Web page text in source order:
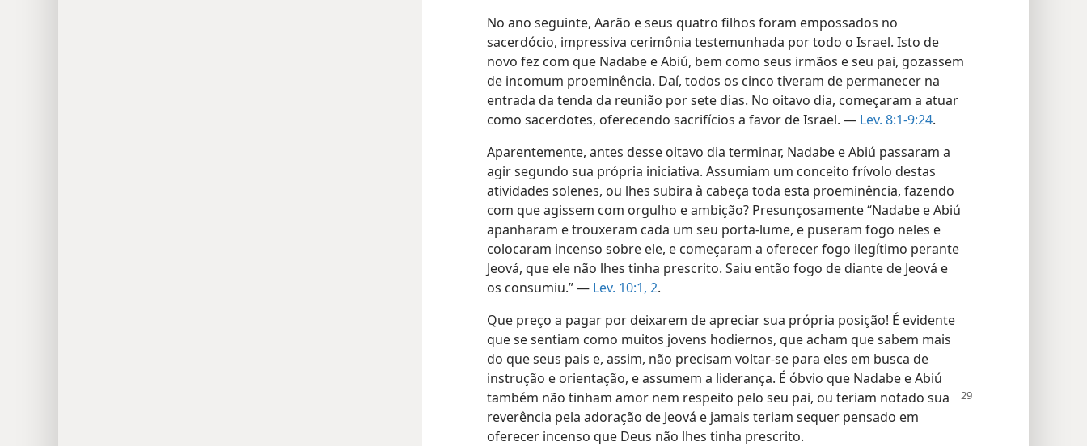
No ano seguinte, Aarão e seus quatro filhos foram empossados no
sacerdócio, impressiva cerimônia testemunhada por todo o Israel. Isto de
novo fez com que Nadabe e Abiú, bem como seus irmãos e seu pai, gozassem
de incomum proeminência. Daí, todos os cinco tiveram de permanecer na
entrada da tenda da reunião por sete dias. No oitavo dia, começaram a atuar
como sacerdotes, oferecendo sacrifícios a favor de Israel. — Lev. 8:1-9:24.
Aparentemente, antes desse oitavo dia terminar, Nadabe e Abiú passaram a
agir segundo sua própria iniciativa. Assumiam um conceito frívolo destas
atividades solenes, ou lhes subira à cabeça toda esta proeminência, fazendo
com que agissem com orgulho e ambição? Presunçosamente “Nadabe e Abiú
apanharam e trouxeram cada um seu porta-lume, e puseram fogo neles e
colocaram incenso sobre ele, e começaram a oferecer fogo ilegítimo perante
Jeová, que ele não lhes tinha prescrito. Saiu então fogo de diante de Jeová e
os consumiu.” — Lev. 10:1, 2.
Que preço a pagar por deixarem de apreciar sua própria posição! É evidente
que se sentiam como muitos jovens hodiernos, que acham que sabem mais
do que seus pais e, assim, não precisam voltar-se para eles em busca de
instrução e orientação, e assumem a liderança. É óbvio que Nadabe e Abiú
também não tinham amor nem respeito pelo seu pai, ou teriam notado sua
reverência pela adoração de Jeová e jamais teriam sequer pensado em
oferecer incenso que Deus não lhes tinha prescrito.